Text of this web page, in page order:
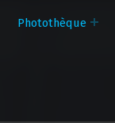
Photothèque